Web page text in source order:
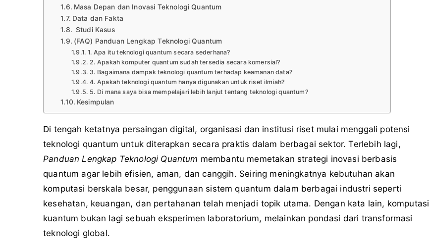
Masa Depan dan Inovasi Teknologi Quantum
Data dan Fakta
Studi Kasus
(FAQ) Panduan Lengkap Teknologi Quantum
1. Apa itu teknologi quantum secara sederhana?
2. Apakah komputer quantum sudah tersedia secara komersial?
3. Bagaimana dampak teknologi quantum terhadap keamanan data?
4. Apakah teknologi quantum hanya digunakan untuk riset ilmiah?
5. Di mana saya bisa mempelajari lebih lanjut tentang teknologi quantum?
Kesimpulan
Di tengah ketatnya persaingan digital, organisasi dan institusi riset mulai menggali potensi
teknologi quantum untuk diterapkan secara praktis dalam berbagai sektor. Terlebih lagi,
Panduan Lengkap Teknologi Quantum membantu memetakan strategi inovasi berbasis
quantum agar lebih efisien, aman, dan canggih. Seiring meningkatnya kebutuhan akan
komputasi berskala besar, penggunaan sistem quantum dalam berbagai industri seperti
kesehatan, keuangan, dan pertahanan telah menjadi topik utama. Dengan kata lain, komputasi
kuantum bukan lagi sebuah eksperimen laboratorium, melainkan pondasi dari transformasi
teknologi global.